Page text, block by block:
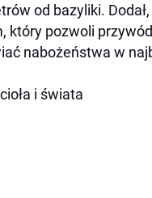
od bazyliki.
który pozwoli
nabożeństwa w
i świata